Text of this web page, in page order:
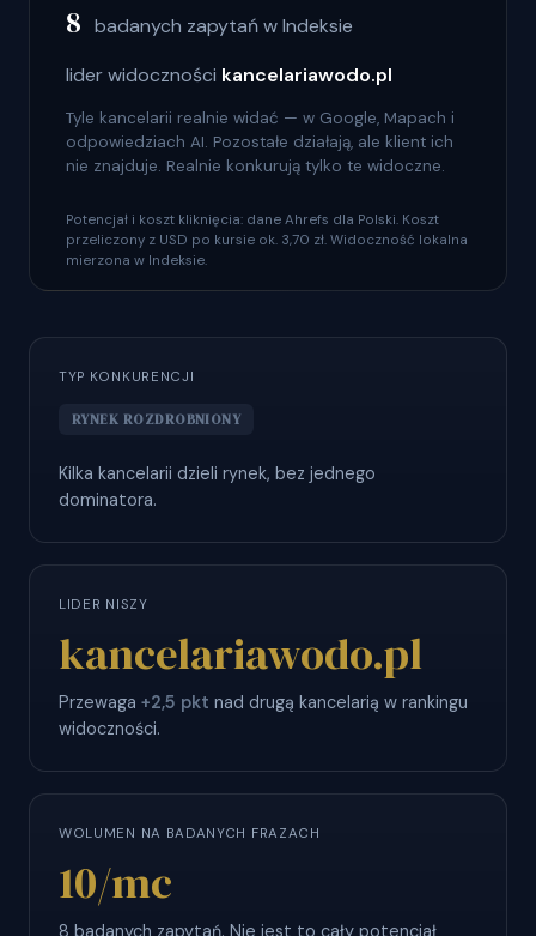
8 badanych zapytań w Indeksie
lider widoczności kancelariawodo.pl
Tyle kancelarii realnie widać — w Google, Mapach i
odpowiedziach AI. Pozostałe działają, ale klient ich
nie znajduje. Realnie konkurują tylko te widoczne.
Potencjał i koszt kliknięcia: dane Ahrefs dla Polski. Koszt
przeliczony z USD po kursie ok. 3,70 zł. Widoczność lokalna
mierzona w Indeksie.
TYP KONKURENCJI
RYNEK ROZDROBNIONY
Kilka kancelarii dzieli rynek, bez jednego
dominatora.
LIDER NISZY
kancelariawodo.pl
Przewaga +2,5 pkt nad drugą kancelarią w rankingu
widoczności.
WOLUMEN NA BADANYCH FRAZACH
10/mc
8 badanych zapytań. Nie jest to cały potencjał